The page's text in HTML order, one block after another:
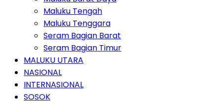
Maluku Tengah
Maluku Tenggara
Seram Bagian Barat
Seram Bagian Timur
MALUKU UTARA
NASIONAL
INTERNASIONAL
SOSOK